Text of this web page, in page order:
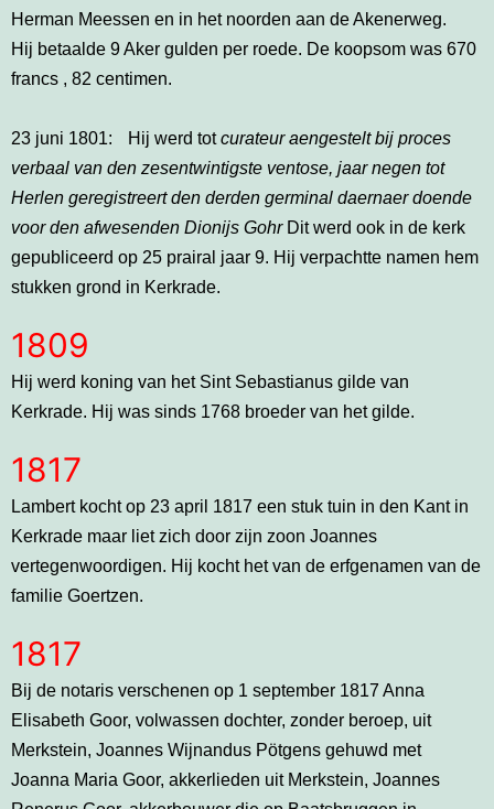
Herman Meessen en in het noorden aan de Akenerweg.
Hij betaalde 9 Aker gulden per roede. De koopsom was 670
francs , 82 centimen.
23 juni 1801: Hij werd totcurateur aengestelt bij proces
verbaal van den zesentwintigste ventose, jaar negen tot
Herlen geregistreert den derden germinal daernaer doende
voor den afwesenden Dionijs GohrDit werd ook in de kerk
gepubliceerd op 25 prairal jaar 9. Hij verpachtte namen hem
stukken grond in Kerkrade.
1809
Hij werd koning van het Sint Sebastianus gilde van
Kerkrade. Hij was sinds 1768 broeder van het gilde.
1817
Lambert kocht op 23 april 1817 een stuk tuin in den Kant in
Kerkrade maar liet zich door zijn zoon Joannes
vertegenwoordigen. Hij kocht het van de erfgenamen van de
familie Goertzen.
1817
Bij de notaris verschenen op 1 september 1817 Anna
Elisabeth Goor, volwassen dochter, zonder beroep, uit
Merkstein, Joannes Wijnandus Pötgens gehuwd met
Joanna Maria Goor, akkerlieden uit Merkstein, Joannes